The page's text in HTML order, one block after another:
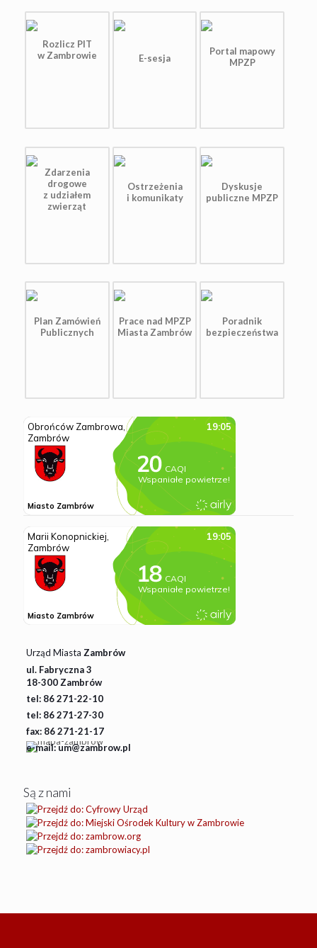
Rozlicz PIT
w Zambrowie
E-sesja
Portal mapowy
MPZP
Zdarzenia
drogowe
z udziałem
zwierząt
Ostrzeżenia
i komunikaty
Dyskusje
publiczne MPZP
Plan Zamówień
Publicznych
Prace nad MPZP
Miasta Zambrów
Poradnik
bezpieczeństwa
Urząd Miasta Zambrów
ul. Fabryczna 3
18-300 Zambrów
tel: 86 271-22-10
tel: 86 271-27-30
fax: 86 271-21-17
e-mail: um@zambrow.pl
Są z nami